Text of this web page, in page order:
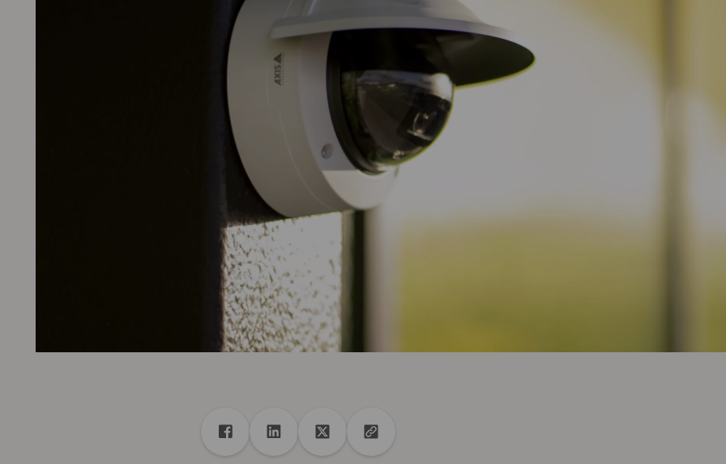
Recurso compartido
Compartir en Facebook
Compartir en Linkedin
Compartir en XCopiar la url en el portapapeles